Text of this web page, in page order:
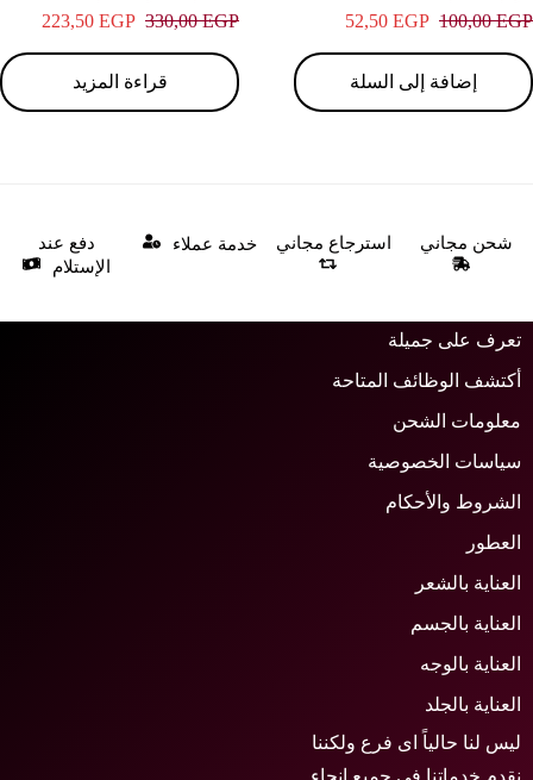
100,00
52,50EGP
إضافة إلى السلة
بريف330,00EGP
223,50EGP
قراءة المزيد
شحن مجاني استرجاع مجاني خدمة عملاء
دفع عند
الإستلام
على جميلة
الوظائف المتاحة
الشحن
الخصوصية
والأحكام
بالشعر
بالجسم
بالوجه
بالجلد
لنا حالياً اى فرع ولكننا
خدماتنا في جميع انحاء